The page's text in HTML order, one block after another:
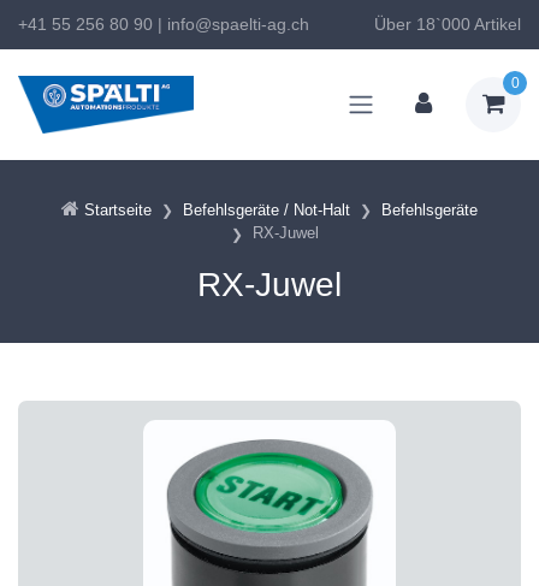
+41 55 256 80 90 | info@spaelti-ag.ch Über 18`000 Artikel
0
Startseite Befehlsgeräte / Not-Halt
Befehlsgeräte
RX-Juwel
RX-Juwel